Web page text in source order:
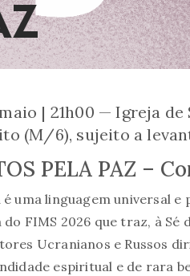
| 21h00 — Igreja
(M/6), sujeito a
PELA PAZ –
é uma linguagem universal
FIMS 2026 que traz, à Sé
Ucranianos e Russos
espiritual e de rara